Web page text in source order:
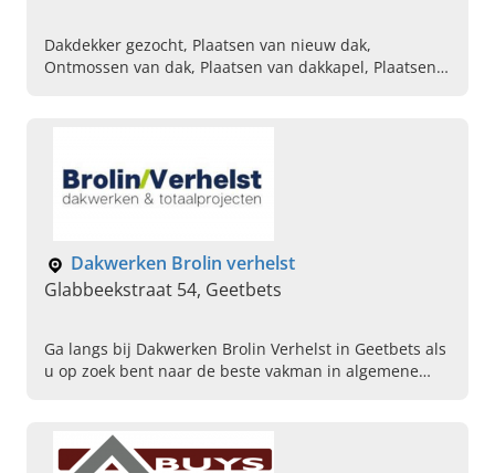
Dakdekker gezocht, Plaatsen van nieuw dak,
Ontmossen van dak, Plaatsen van dakkapel, Plaatsen
Dakwerken Brolin verhelst
Glabbeekstraat 54, Geetbets
Ga langs bij Dakwerken Brolin Verhelst in Geetbets als
u op zoek bent naar de beste vakman in algemene